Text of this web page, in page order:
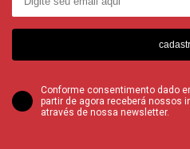
Conforme consentimento dado
partir de agora receberá nossos
através de nossa newsletter.